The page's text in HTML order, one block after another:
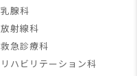
乳腺科
放射線科
救急診療科
リハビリテーション科